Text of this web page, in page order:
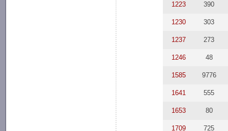
1223 390
1230 303
1237 273
1246 48
1585 9776
1641 555
1653 80
1709 725